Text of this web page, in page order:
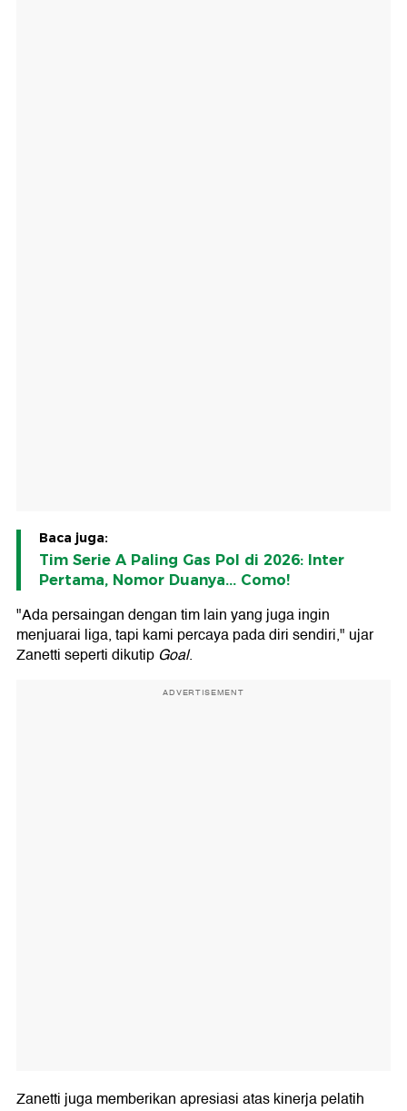
Baca juga:
Tim Serie A Paling Gas Pol di 2026: Inter
Pertama, Nomor Duanya... Como!
"Ada persaingan dengan tim lain yang juga ingin
menjuarai liga, tapi kami percaya pada diri sendiri," ujar
Zanetti seperti dikutip Goal.
ADVERTISEMENT
Zanetti juga memberikan apresiasi atas kinerja pelatih